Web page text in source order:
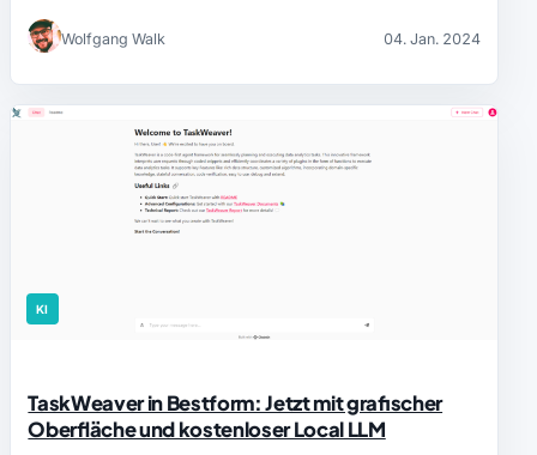
Wolfgang Walk 04. Jan. 2024
KI
TaskWeaver in Bestform: Jetzt mit grafischer
Oberfläche und kostenloser Local LLM